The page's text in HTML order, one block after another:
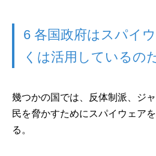
6 各国政府はスパイ
くは活用しているの
幾つかの国では、反体制派、ジ
民を脅かすためにスパイウェア
る。